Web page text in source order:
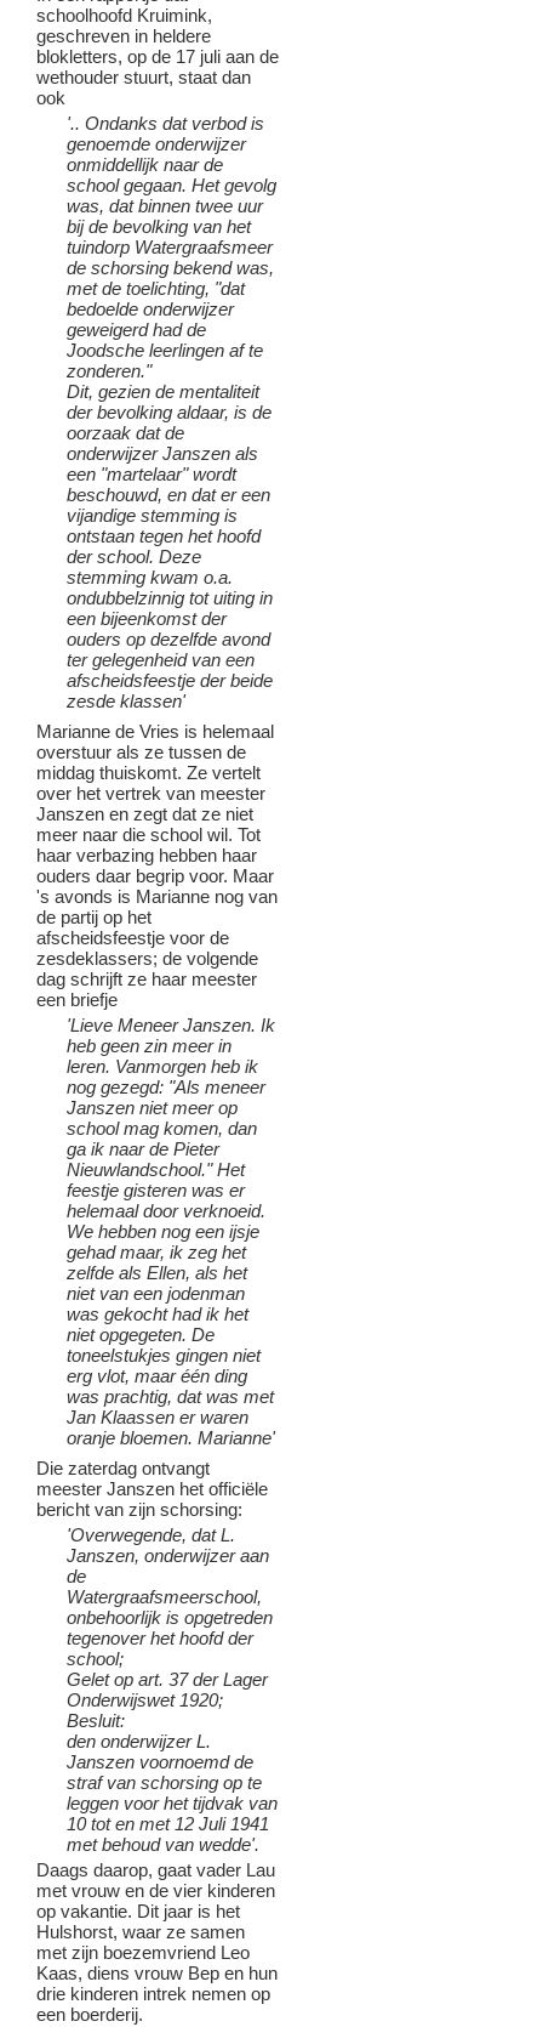
schoolhoofd Kruimink,
geschreven in heldere
blokletters, op de 17 juli aan de
wethouder stuurt, staat dan
ook
'.. Ondanks dat verbod is
genoemde onderwijzer
onmiddellijk naar de
school gegaan. Het gevolg
was, dat binnen twee uur
bij de bevolking van het
tuindorp Watergraafsmeer
de schorsing bekend was,
met de toelichting, "dat
bedoelde onderwijzer
geweigerd had de
Joodsche leerlingen af te
zonderen."
Dit, gezien de mentaliteit
der bevolking aldaar, is de
oorzaak dat de
onderwijzer Janszen als
een "martelaar" wordt
beschouwd, en dat er een
vijandige stemming is
ontstaan tegen het hoofd
der school. Deze
stemming kwam o.a.
ondubbelzinnig tot uiting in
een bijeenkomst der
ouders op dezelfde avond
ter gelegenheid van een
afscheidsfeestje der beide
zesde klassen'
Marianne de Vries is helemaal
overstuur als ze tussen de
middag thuiskomt. Ze vertelt
over het vertrek van meester
Janszen en zegt dat ze niet
meer naar die school wil. Tot
haar verbazing hebben haar
ouders daar begrip voor. Maar
's avonds is Marianne nog van
de partij op het
afscheidsfeestje voor de
zesdeklassers; de volgende
dag schrijft ze haar meester
een briefje
'Lieve Meneer Janszen. Ik
heb geen zin meer in
leren. Vanmorgen heb ik
nog gezegd: "Als meneer
Janszen niet meer op
school mag komen, dan
ga ik naar de Pieter
Nieuwlandschool." Het
feestje gisteren was er
helemaal door verknoeid.
We hebben nog een ijsje
gehad maar, ik zeg het
zelfde als Ellen, als het
niet van een jodenman
was gekocht had ik het
niet opgegeten. De
toneelstukjes gingen niet
erg vlot, maar één ding
was prachtig, dat was met
Jan Klaassen er waren
oranje bloemen. Marianne'
Die zaterdag ontvangt
meester Janszen het officiële
bericht van zijn schorsing:
'Overwegende, dat L.
Janszen, onderwijzer aan
de
Watergraafsmeerschool,
onbehoorlijk is opgetreden
tegenover het hoofd der
school;
Gelet op art. 37 der Lager
Onderwijswet 1920;
Besluit:
den onderwijzer L.
Janszen voornoemd de
straf van schorsing op te
leggen voor het tijdvak van
10 tot en met 12 Juli 1941
met behoud van wedde'.
Daags daarop, gaat vader Lau
met vrouw en de vier kinderen
op vakantie. Dit jaar is het
Hulshorst, waar ze samen
met zijn boezemvriend Leo
Kaas, diens vrouw Bep en hun
drie kinderen intrek nemen op
een boerderij.